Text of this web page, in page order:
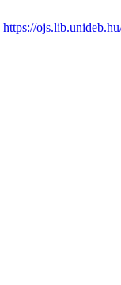
https://